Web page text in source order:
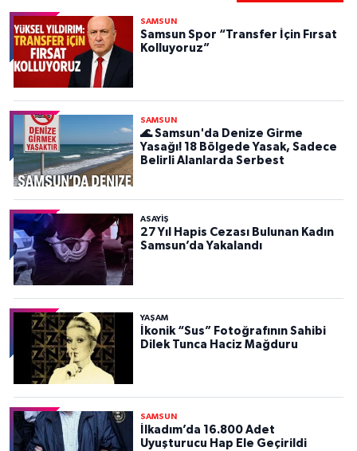
SAMSUN
Samsun Spor “Transfer İçin Fırsat
Kolluyoruz”
SAMSUN
🌊 Samsun'da Denize Girme
Yasağı! 18 Bölgede Yasak, Sadece
Belirli Alanlarda Serbest
ASAYIŞ
27 Yıl Hapis Cezası Bulunan Kadın
Samsun’da Yakalandı
YAŞAM
İkonik “Sus” Fotoğrafının Sahibi
Dilek Tunca Haciz Mağduru
SAMSUN
İlkadım’da 16.800 Adet
Uyuşturucu Hap Ele Geçirildi